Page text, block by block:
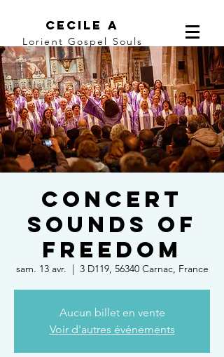
Cecile A
Lorient Gospel Souls
Concert
Sounds of
Freedom
sam. 13 avr.
  |
3 D119, 56340 Carnac, France
Aucun billet en vente
Voir d'autres événements